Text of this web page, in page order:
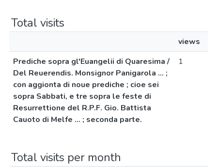
Total visits
views
Prediche sopra gl'Euangelii di Quaresima /
Del Reuerendis. Monsignor Panigarola ... ;
con aggionta di noue prediche ; cioe sei
sopra Sabbati, e tre sopra le feste di
Resurrettione del R.P.F. Gio. Battista
Cauoto di Melfe ... ; seconda parte.
1
Total visits per month